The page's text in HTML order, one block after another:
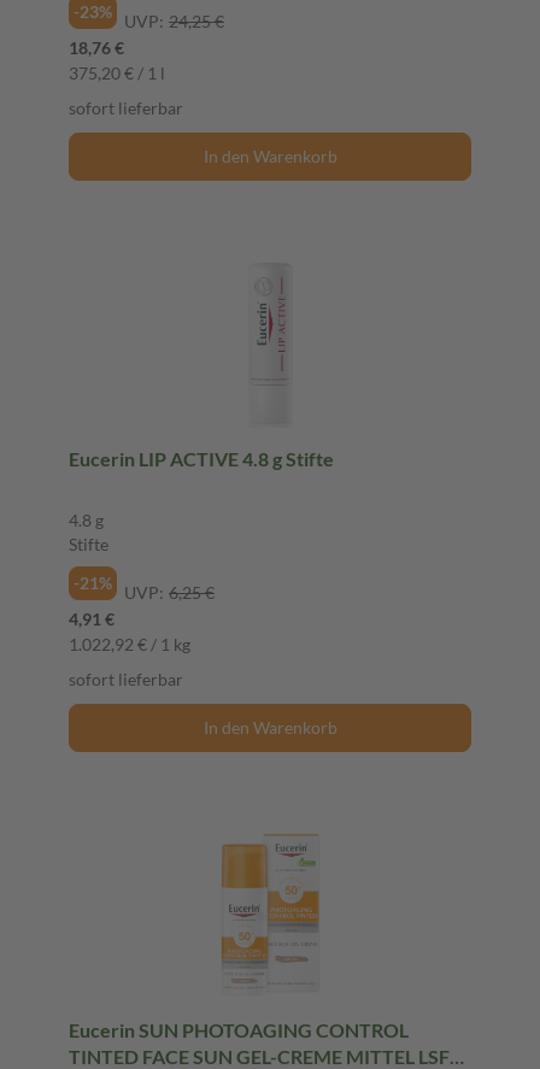
-23% UVP: 24,25 €
18,76 €
375,20 € / 1 l
sofort lieferbar
In den Warenkorb
Eucerin LIP ACTIVE 4.8 g Stifte
4.8 g
Stifte
-21%
UVP: 6,25 €
4,91 €
1.022,92 € / 1 kg
sofort lieferbar
In den Warenkorb
Eucerin SUN PHOTOAGING CONTROL
TINTED FACE SUN GEL-CREME MITTEL LSF